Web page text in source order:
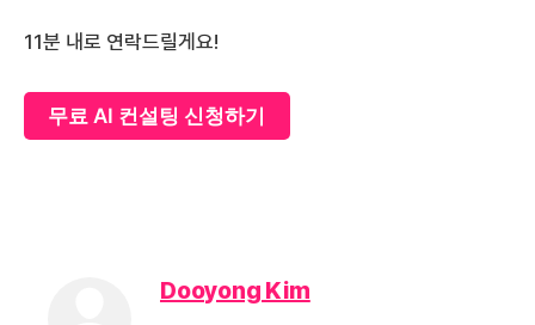
11분 내로 연락드릴게요!
무료 AI 컨설팅 신청하기
Dooyong Kim